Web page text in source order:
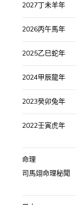
2027丁未羊年
2026丙午馬年
2025乙巳蛇年
2024甲辰龍年
2023癸卯兔年
2022壬寅虎年
命理
司馬翊命理秘聞